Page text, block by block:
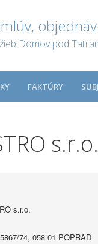
Domov pod
FAKTÚRY
s.r.o.
s.r.o.
74, 058 01 POPRAD